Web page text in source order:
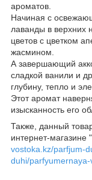
ароматов.
Начиная с
лаванды в верхних
цветов с цветком
жасмином.
А завершающий
сладкой ванили и
глубину, тепло и
Этот аромат
изысканность его
Также, данный
интернет-магазине
vostoka.kz/parfjum-
duhi/